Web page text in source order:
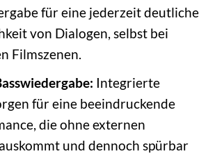
für eine jederzeit deutliche
von Dialogen, selbst bei
Filmszenen.
Integrierte
für eine beeindruckende
die ohne externen
und dennoch spürbar